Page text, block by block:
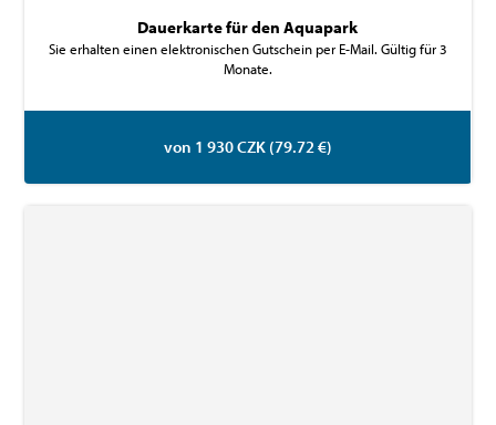
Dauerkarte für den Aquapark
Sie erhalten einen elektronischen Gutschein per E-Mail. Gültig für 3
Monate.
von 1 930 CZK (79.72 €)